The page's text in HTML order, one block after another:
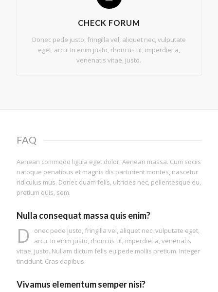
CHECK FORUM
Donec pede justo, fringilla vel, aliquet nec, vulputate
eget, arcu. In enim justo, rhoncus ut, imperdiet a,
venenatis vitae, justo.
FAQ
Aenean commodo ligula eget dolor. Aenean massa. Cum sociis
natoque penatibus et magnis dis parturient montes, nascetur
ridiculus mus. Donec quam felis, ultricies nec, pellentesque eu,
pretium quis, sem.
Nulla consequat massa quis enim?
D
onec pede justo, fringilla vel, aliquet nec, vulputate eget,
arcu. In enim justo, rhoncus ut, imperdiet a, venenatis
vitae, justo. Nullam dictum felis eu pede mollis pretium. Integer
tincidunt. Cras dapibus.
Vivamus elementum semper nisi?